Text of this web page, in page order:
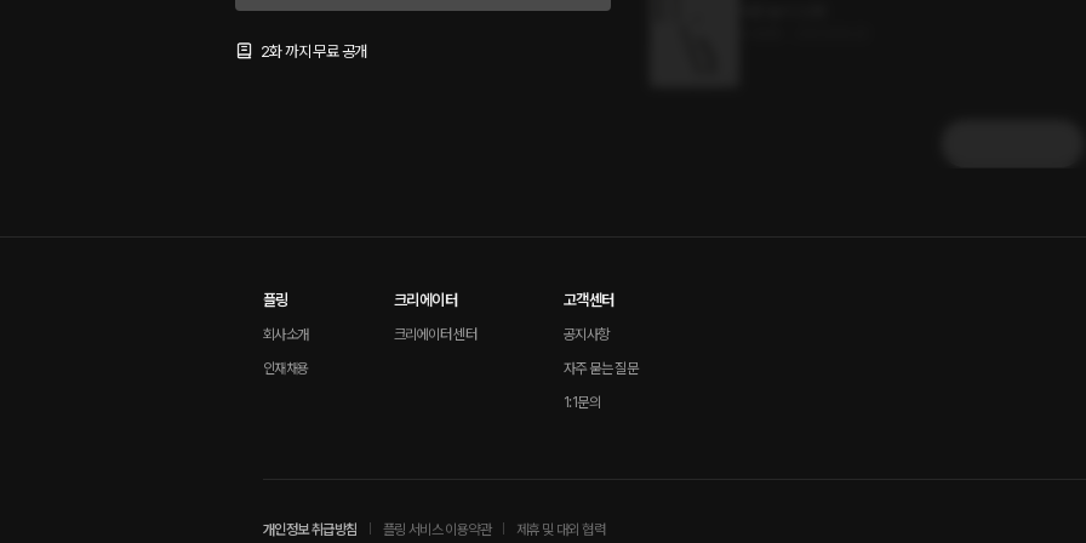
2화 까지 무료 공개
플링
회사소개
인재채용
크리에이터
크리에이터 센터
고객센터
공지사항
자주 묻는 질문
1:1문의
개인정보 취급방침 플링 서비스 이용약관 제휴 및 대외 협력